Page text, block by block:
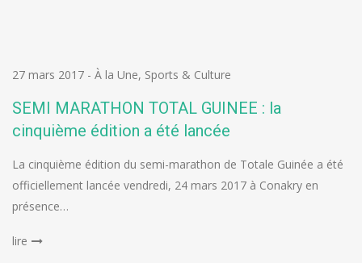
27 mars 2017 - À la Une, Sports & Culture
SEMI MARATHON TOTAL GUINEE : la
cinquième édition a été lancée
La cinquième édition du semi-marathon de Totale Guinée a été
officiellement lancée vendredi, 24 mars 2017 à Conakry en
présence…
lire